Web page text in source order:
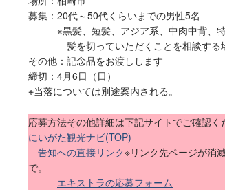
募集：20代～50代くらいまでの男性5名
※黒髪、短髪、アジア系、中肉中背、特
髪を切っていただくことを相談する
その他：記念品をお渡しします
締切：4月6日（日）
※当落については別途案内される。
応募方法その他詳細は下記サイトでご確認く
にいがた観光ナビ(TOP)
告知への直接リンク※リンク先ページが消
で。
エキストラの応募フォーム